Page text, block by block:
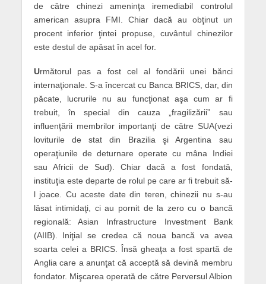
de către chinezi ameninţa iremediabil controlul
american asupra FMI. Chiar dacă au obţinut un
procent inferior ţintei propuse, cuvântul chinezilor
este destul de apăsat în acel for.
Următorul pas a fost cel al fondării unei bănci
internaţionale. S-a încercat cu Banca BRICS, dar, din
păcate, lucrurile nu au funcţionat aşa cum ar fi
trebuit, în special din cauza „fragilizării” sau
influenţării membrilor importanţi de către SUA(vezi
loviturile de stat din Brazilia şi Argentina sau
operaţiunile de deturnare operate cu mâna Indiei
sau Africii de Sud). Chiar dacă a fost fondată,
instituţia este departe de rolul pe care ar fi trebuit să-
l joace. Cu aceste date din teren, chinezii nu s-au
lăsat intimidaţi, ci au pornit de la zero cu o bancă
regională: Asian Infrastructure Investment Bank
(AIIB). Iniţial se credea că noua bancă va avea
soarta celei a BRICS. Însă gheaţa a fost spartă de
Anglia care a anunţat că acceptă să devină membru
fondator. Mişcarea operată de către Perversul Albion